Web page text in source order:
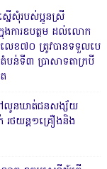
នើសុំរបស់ប្អូនស្រី
នុងការឧបត្ថម ដល់លោក
ខ៧០ ត្រូវបានទទួលបេ
បន់ទី៣ ប្រាសាទតាក្របី
លូនឃាត់ជនសង្ស័យ
រថយន្ត១គ្រឿងនិង